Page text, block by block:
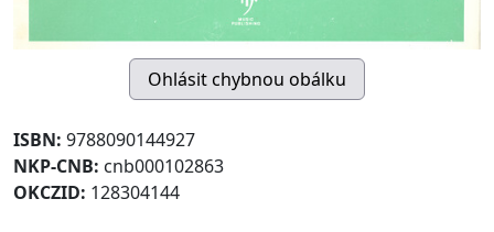
ISBN: 9788090144927
NKP-CNB: cnb000102863
OKCZID: 128304144